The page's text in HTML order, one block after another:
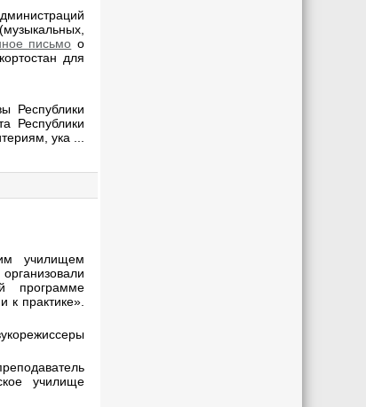
письмо о
для
Республики
Республики
ука
училищем
программе
к практике».
училище